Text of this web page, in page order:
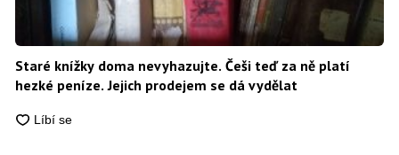
Staré knížky doma nevyhazujte. Češi teď za ně platí
hezké peníze. Jejich prodejem se dá vydělat